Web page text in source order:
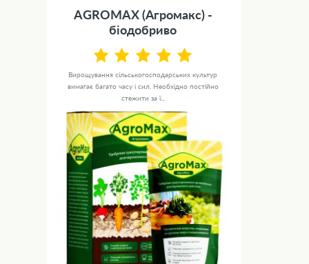
AGROMAX (Агромакс) -
біодобриво
Вирощування сільськогосподарських культур
вимагає багато часу і сил. Необхідно постійно
стежити за ї...